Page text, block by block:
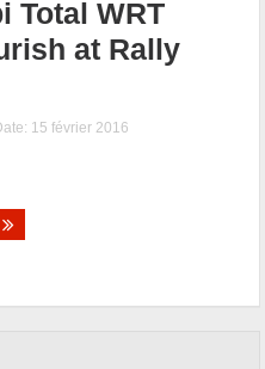
Total WRT
at Rally
15 février 2016